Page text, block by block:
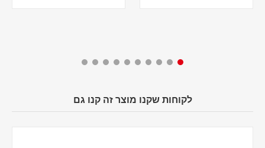
לקוחות שקנו מוצר זה קנו גם